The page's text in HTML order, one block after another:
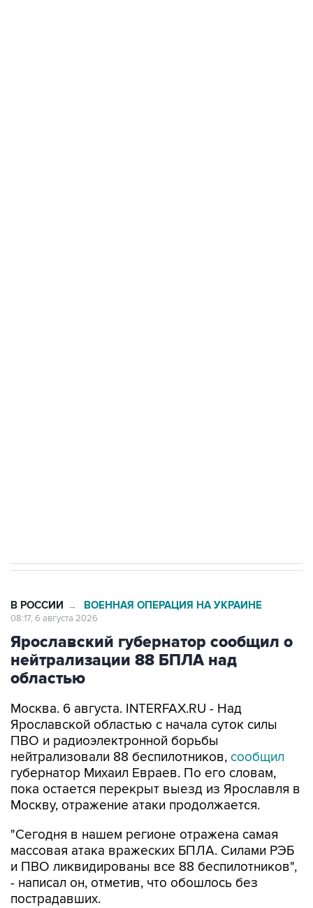
В РОССИИ → ВОЕННАЯ ОПЕРАЦИЯ НА УКРАИНЕ
08:17, 6 августа 2026
Ярославский губернатор сообщил о
нейтрализации 88 БПЛА над
областью
Москва. 6 августа. INTERFAX.RU - Над
Ярославской областью с начала суток силы
ПВО и радиоэлектронной борьбы
нейтрализовали 88 беспилотников, сообщил
губернатор Михаил Евраев. По его словам,
пока остается перекрыт выезд из Ярославля в
Москву, отражение атаки продолжается.
"Сегодня в нашем регионе отражена самая
массовая атака вражеских БПЛА. Силами РЭБ
и ПВО ликвидированы все 88 беспилотников",
- написал он, отметив, что обошлось без
пострадавших.